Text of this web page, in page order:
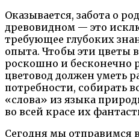
Оказывается, забота о
древовидном — это
требующее глубоких
опыта. Чтобы эти цветы
роскошно и бесконечно
цветовод должен уметь
потребности, собирать
«слова» из языка
во всей красе их
Сегодня мы отправимся